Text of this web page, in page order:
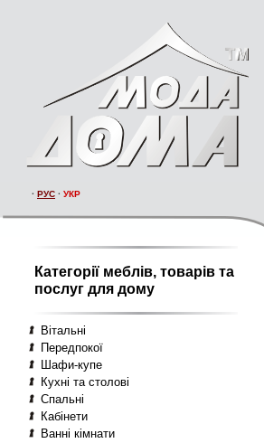
· РУС · УКР
Категорії меблів, товарів та
послуг для дому
Вітальні
Передпокої
Шафи-купе
Кухні та столові
Спальні
Кабінети
Ванні кімнати